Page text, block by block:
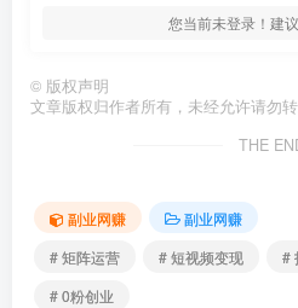
您当前未登录！建
© 版权声明
文章版权归作者所有，未经允许请勿转
THE
副业网赚
副业网赚
# 矩阵运营
# 短视频变现 #
# 0粉创业